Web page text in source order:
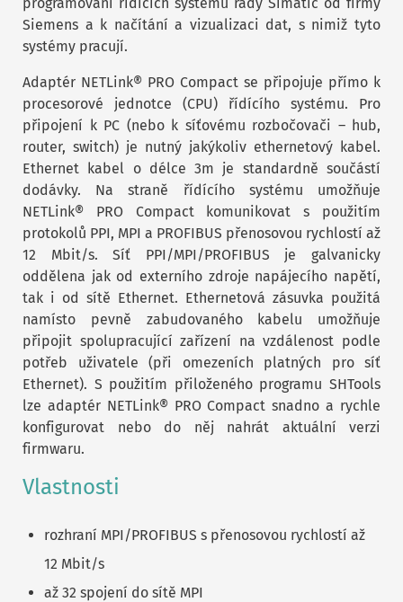
Siemens a k načítání a vizualizaci dat, s nimiž tyto
systémy pracují.
Adaptér NETLink® PRO Compact se připojuje přímo k
procesorové jednotce (CPU) řídícího systému. Pro
připojení k PC (nebo k síťovému rozbočovači – hub,
router, switch) je nutný jakýkoliv ethernetový kabel.
Ethernet kabel o délce 3m je standardně součástí
dodávky. Na straně řídícího systému umožňuje
NETLink® PRO Compact komunikovat s použitím
protokolů PPI, MPI a PROFIBUS přenosovou rychlostí až
12 Mbit/s. Síť PPI/MPI/PROFIBUS je galvanicky
oddělena jak od externího zdroje napájecího napětí,
tak i od sítě Ethernet. Ethernetová zásuvka použitá
namísto pevně zabudovaného kabelu umožňuje
připojit spolupracující zařízení na vzdálenost podle
potřeb uživatele (při omezeních platných pro síť
Ethernet). S použitím přiloženého programu SHTools
lze adaptér NETLink® PRO Compact snadno a rychle
konfigurovat nebo do něj nahrát aktuální verzi
firmwaru.
Vlastnosti
rozhraní MPI/PROFIBUS s přenosovou rychlostí až
12 Mbit/s
až 32 spojení do sítě MPI